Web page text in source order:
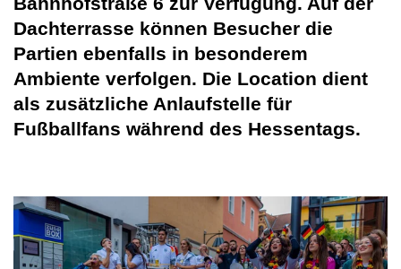
Dachterrasse können Besucher die
Partien ebenfalls in besonderem
Ambiente verfolgen. Die Location dient
als zusätzliche Anlaufstelle für
Fußballfans während des Hessentags.